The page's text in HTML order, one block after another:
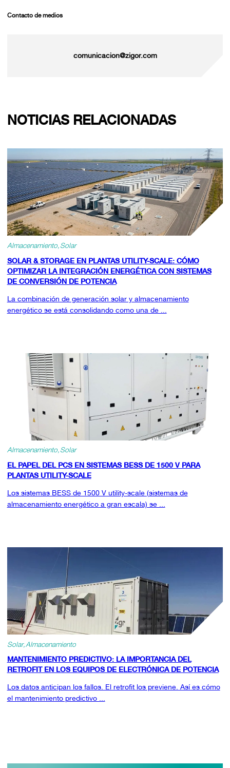
Contacto de medios
comunicacion@zigor.com
NOTICIAS RELACIONADAS
Almacenamiento Solar
SOLAR & STORAGE EN PLANTAS UTILITY-SCALE: CÓMO
OPTIMIZAR LA INTEGRACIÓN ENERGÉTICA CON SISTEMAS
DE CONVERSIÓN DE POTENCIA
La combinación de generación solar y almacenamiento
energético se está consolidando como una de ...
Almacenamiento Solar
EL PAPEL DEL PCS EN SISTEMAS BESS DE 1500 V PARA
PLANTAS UTILITY-SCALE
Los sistemas BESS de 1500 V utility-scale (sistemas de
almacenamiento energético a gran escala) se ...
Solar Almacenamiento
MANTENIMIENTO PREDICTIVO: LA IMPORTANCIA DEL
RETROFIT EN LOS EQUIPOS DE ELECTRÓNICA DE POTENCIA
Los datos anticipan los fallos. El retrofit los previene. Así es cómo
el mantenimiento predictivo ...